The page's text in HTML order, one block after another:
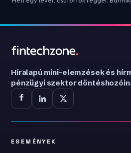
Híralapú mini-elemzések és
pénzügyi szektor
ESEMÉNYEK